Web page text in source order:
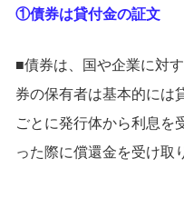
①債券は貸付金の証文
■債券は、国や企業に対
券の保有者は基本的には
ごとに発行体から利息を
った際に償還金を受け取